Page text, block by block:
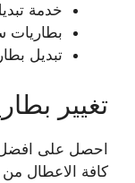
خدمة
بطاريات
تبديل
تغيير
احصل على افضل
كافة الاعطال